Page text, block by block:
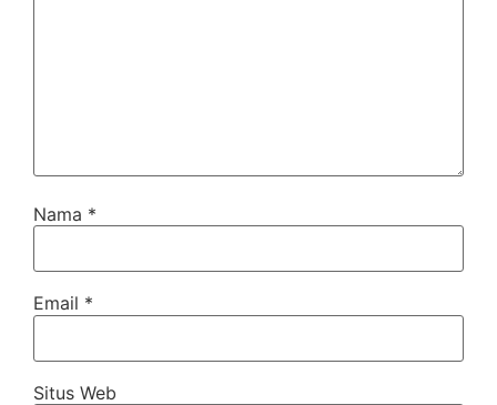
Nama *
Email *
Situs Web